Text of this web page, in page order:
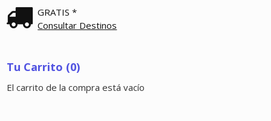
GRATIS *
Consultar Destinos
Tu Carrito (0)
El carrito de la compra está vacío